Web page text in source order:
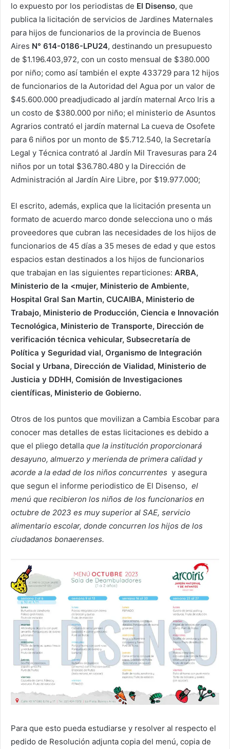
lo expuesto por los periodistas de El Disenso, que
publica la licitación de servicios de Jardines Maternales
para hijos de funcionarios de la provincia de Buenos
Aires N° 614-0186-LPU24, destinando un presupuesto
de $1.196.403,972, con un costo mensual de $380.000
por niño; como así también el expte 433729 para 12 hijos
de funcionarios de la Autoridad del Agua por un valor de
$45.600.000 preadjudicado al jardín maternal Arco Iris a
un costo de $380.000 por niño; el ministerio de Asuntos
Agrarios contrató el jardín maternal La cueva de Osofete
para 6 niños por un monto de $5.712.540, la Secretaría
Legal y Técnica contrató al Jardín Mil Travesuras para 24
niños por un total $36.780.480 y la Dirección de
Administración al Jardín Aire Libre, por $19.977.000;
El escrito, además, explica que la licitación presenta un
formato de acuerdo marco donde selecciona uno o más
proveedores que cubran las necesidades de los hijos de
funcionarios de 45 días a 35 meses de edad y que estos
espacios estan destinados a los hijos de funcionarios
que trabajan en las siguientes reparticiones: ARBA,
Ministerio de la <mujer, Ministerio de Ambiente,
Hospital Gral San Martin, CUCAIBA, Ministerio de
Trabajo, Ministerio de Producción, Ciencia e Innovación
Tecnológica, Ministerio de Transporte, Dirección de
verificación técnica vehicular, Subsecretaría de
Política y Seguridad vial, Organismo de Integración
Social y Urbana, Dirección de Vialidad, Ministerio de
Justicia y DDHH, Comisión de Investigaciones
científicas, Ministerio de Gobierno.
Otros de los puntos que movilizan a Cambia Escobar para
conocer mas detalles de estas licitaciones es debido a
que el pliego detalla que la institución proporcionará
desayuno, almuerzo y merienda de primera calidad y
acorde a la edad de los niños concurrentes y asegura
que segun el informe periodistico de El Disenso, el
menú que recibieron los niños de los funcionarios en
octubre de 2023 es muy superior al SAE, servicio
alimentario escolar, donde concurren los hijos de los
ciudadanos bonaerenses.
Para que esto pueda estudiarse y resolver al respecto el
pedido de Resolución adjunta copia del menú, copia de